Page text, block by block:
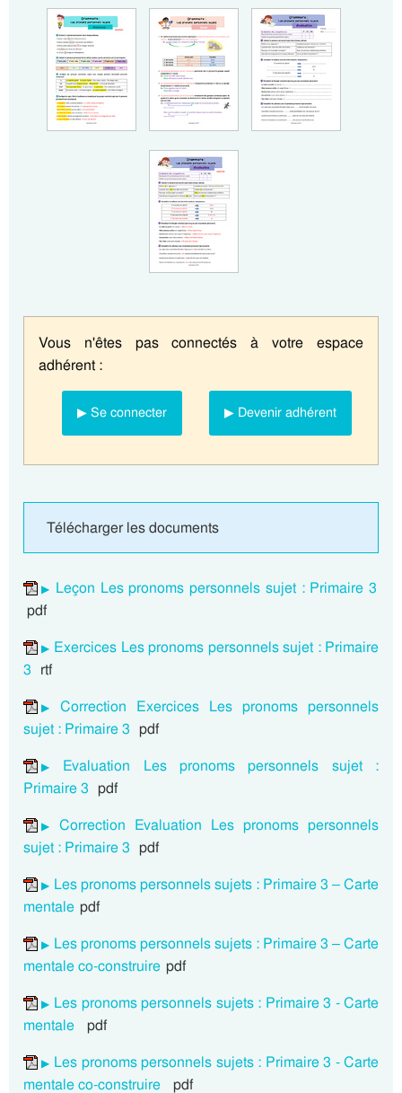
Vous n'êtes pas connectés à votre espace
adhérent :
▶ Se connecter ▶ Devenir adhérent
Télécharger les documents
Leçon Les pronoms personnels sujet : Primaire 3
pdf
Exercices Les pronoms personnels sujet : Primaire
3 rtf
Correction Exercices Les pronoms personnels
sujet : Primaire 3 pdf
Evaluation Les pronoms personnels sujet :
Primaire 3 pdf
Correction Evaluation Les pronoms personnels
sujet : Primaire 3 pdf
Les pronoms personnels sujets : Primaire 3 – Carte
mentale pdf
Les pronoms personnels sujets : Primaire 3 – Carte
mentale co-construire pdf
Les pronoms personnels sujets : Primaire 3 - Carte
mentale pdf
Les pronoms personnels sujets : Primaire 3 - Carte
mentale co-construire pdf